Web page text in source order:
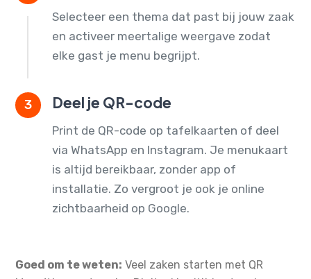
Selecteer een thema dat past bij jouw zaak
en activeer meertalige weergave zodat
elke gast je menu begrijpt.
3 Deel je QR-code
Print de QR-code op tafelkaarten of deel
via WhatsApp en Instagram. Je menukaart
is altijd bereikbaar, zonder app of
installatie. Zo vergroot je ook je online
zichtbaarheid op Google.
Goed om te weten: Veel zaken starten met QR